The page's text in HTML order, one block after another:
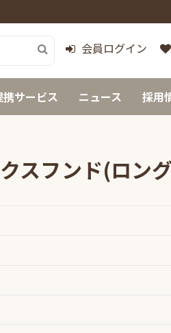
会員ログイン
携サービス ニュース 採用
スフンド(ロン